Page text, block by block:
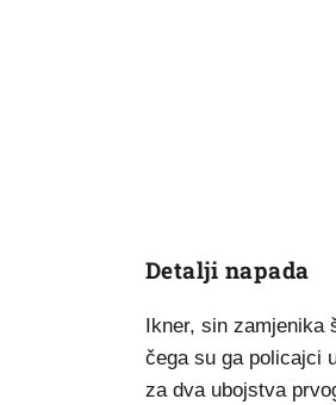
Detalji napada
Ikner, sin zamjenika
čega su ga policajci
za dva ubojstva